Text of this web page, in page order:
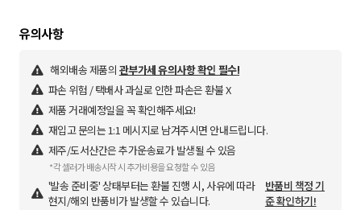
유의사항
해외배송 제품의 관부가세 유의사항 확인 필수!
파손 위험 / 택배사 과실로 인한 파손은 환불 X
제품 거래예정일을 꼭 확인해주세요!
재입고 문의는 1:1 메시지로 남겨주시면 안내드립니다.
제주/도서산간은 추가운송료가 발생될 수 있음
*각 셀러가 배송시작 시 추가비용을 요청할 수 있음
'발송 준비중' 상태부터는 환불 진행 시, 사유에 따라
현지/해외 반품비가 발생할 수 있습니다.
반품비 책정 기
준 확인하기!